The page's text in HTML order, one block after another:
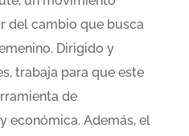
del cambio que busca
Dirigido y
trabaja para que este
de
económica. Además, el